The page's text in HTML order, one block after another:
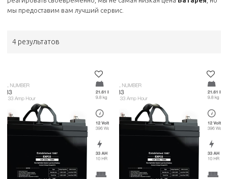
мы предоставим вам лучший сервис.
4 результатов